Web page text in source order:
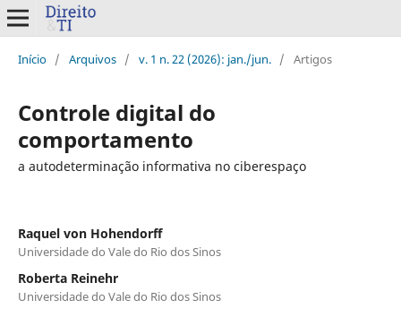
Início / Arquivos / v. 1 n. 22 (2026): jan./jun. / Artigos
Controle digital do
comportamento
a autodeterminação informativa no ciberespaço
Raquel von Hohendorff
Universidade do Vale do Rio dos Sinos
Roberta Reinehr
Universidade do Vale do Rio dos Sinos